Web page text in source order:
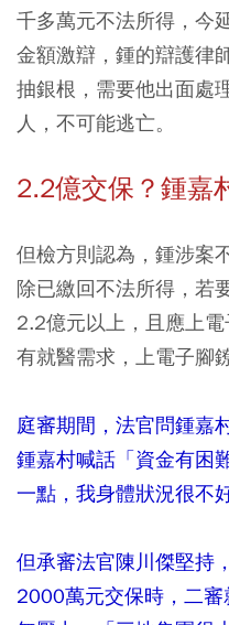
千多萬元不法所得，今
金額激辯，鍾的辯護律
抽銀根，需要他出面處
人，不可能逃亡。
2.2億交保？鍾嘉
但檢方則認為，鍾涉案
除已繳回不法所得，若
2.2億元以上，且應上
有就醫需求，上電子腳
庭審期間，法官問鍾嘉
鍾嘉村喊話「資金有困
一點，我身體狀況很不
但承審法官陳川傑堅持
2000萬元交保時，二